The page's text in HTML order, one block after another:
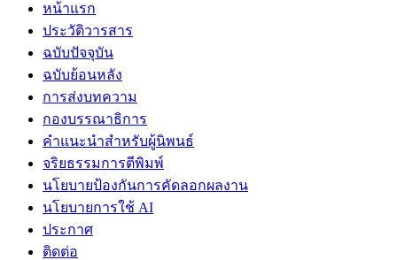
หน้าแรก
ประวัติวารสาร
ฉบับปัจจุบัน
ฉบับย้อนหลัง
การส่งบทความ
กองบรรณาธิการ
คำแนะนำสำหรับผู้นิพนธ์
จริยธรรมการตีพิมพ์
นโยบายป้องกันการคัดลอกผลงาน
นโยบายการใช้ AI
ประกาศ
ติดต่อ